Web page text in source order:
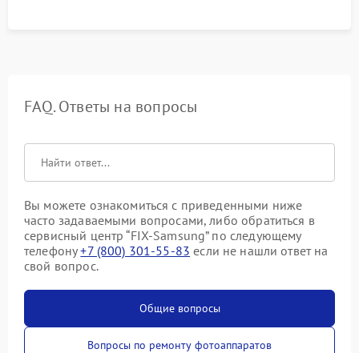
FAQ. Ответы на вопросы
Вы можете ознакомиться с приведенными ниже
часто задаваемыми вопросами, либо обратиться в
сервисный центр “FIX-Samsung” по следующему
телефону+7 (800) 301-55-83 если не нашли ответ на
свой вопрос.
Общие вопросы
Вопросы по ремонту фотоаппаратов